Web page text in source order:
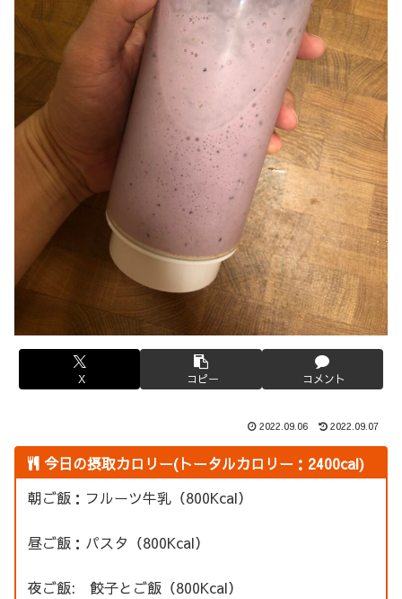
X コピー コメント
2022.09.06 2022.09.07
今日の摂取カロリー(トータルカロリー：2400cal)
朝ご飯：フルーツ牛乳（800Kcal）
昼ご飯：パスタ（800Kcal）
夜ご飯: 餃子とご飯（800Kcal）